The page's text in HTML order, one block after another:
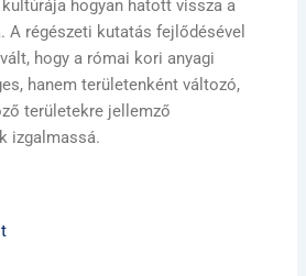
hogyan hatott vissza a
A régészeti kutatás fejlődésével
hogy a római kori anyagi
hanem területenként változó,
területekre jellemző
izgalmassá.